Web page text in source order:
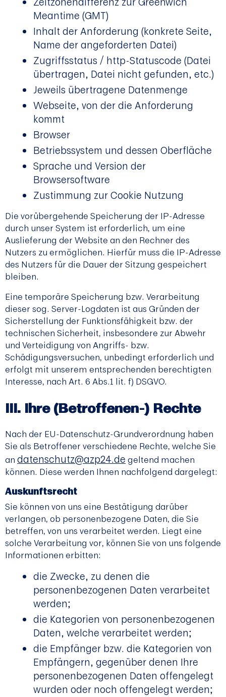
Meantime (GMT)
Inhalt der Anforderung (konkrete Seite,
Name der angeforderten Datei)
Zugriffsstatus / http-Statuscode (Datei
übertragen, Datei nicht gefunden, etc.)
Jeweils übertragene Datenmenge
Webseite, von der die Anforderung
kommt
Browser
Betriebssystem und dessen Oberfläche
Sprache und Version der
Browsersoftware
Zustimmung zur Cookie Nutzung
Die vorübergehende Speicherung der IP-Adresse
durch unser System ist erforderlich, um eine
Auslieferung der Website an den Rechner des
Nutzers zu ermöglichen. Hierfür muss die IP-Adresse
des Nutzers für die Dauer der Sitzung gespeichert
bleiben.
Eine temporäre Speicherung bzw. Verarbeitung
dieser sog. Server-Logdaten ist aus Gründen der
Sicherstellung der Funktionsfähigkeit bzw. der
technischen Sicherheit, insbesondere zur Abwehr
und Verteidigung von Angriffs- bzw.
Schädigungsversuchen, unbedingt erforderlich und
erfolgt mit unserem entsprechenden berechtigten
Interesse, nach Art. 6 Abs.1 lit. f) DSGVO.
Ihre (Betroffenen-) Rechte
Nach der EU-Datenschutz-Grundverordnung haben
Sie als Betroffener verschiedene Rechte, welche Sie
an datenschutz@azp24.de geltend machen
können. Diese werden Ihnen nachfolgend dargelegt:
Auskunftsrecht
Sie können von uns eine Bestätigung darüber
verlangen, ob personenbezogene Daten, die Sie
betreffen, von uns verarbeitet werden. Liegt eine
solche Verarbeitung vor, können Sie von uns folgende
Informationen erbitten:
die Zwecke, zu denen die
personenbezogenen Daten verarbeitet
werden;
die Kategorien von personenbezogenen
Daten, welche verarbeitet werden;
die Empfänger bzw. die Kategorien von
Empfängern, gegenüber denen Ihre
personenbezogenen Daten offengelegt
wurden oder noch offengelegt werden;